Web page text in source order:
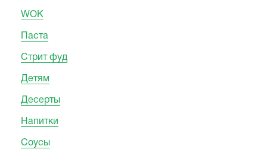
WOK
Паста
Стрит фуд
Детям
Десерты
Напитки
Соусы